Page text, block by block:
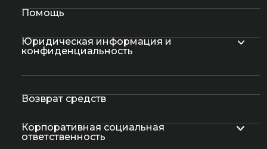
Помощь
Юридическая информация и
конфиденциальность
Возврат средств
Корпоративная социальная
ответственность